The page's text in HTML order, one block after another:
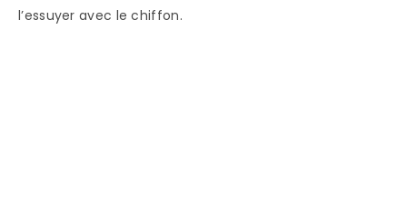
l’essuyer avec le chiffon.